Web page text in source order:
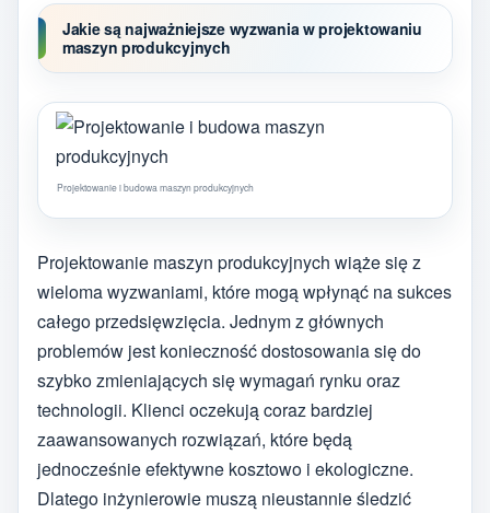
Jakie są najważniejsze wyzwania w projektowaniu
maszyn produkcyjnych
Projektowanie i budowa maszyn produkcyjnych
Projektowanie maszyn produkcyjnych wiąże się z
wieloma wyzwaniami, które mogą wpłynąć na sukces
całego przedsięwzięcia. Jednym z głównych
problemów jest konieczność dostosowania się do
szybko zmieniających się wymagań rynku oraz
technologii. Klienci oczekują coraz bardziej
zaawansowanych rozwiązań, które będą
jednocześnie efektywne kosztowo i ekologiczne.
Dlatego inżynierowie muszą nieustannie śledzić